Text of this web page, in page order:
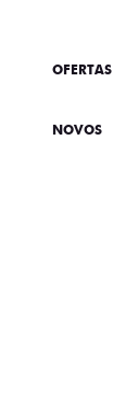
OFERTAS
NOVOS